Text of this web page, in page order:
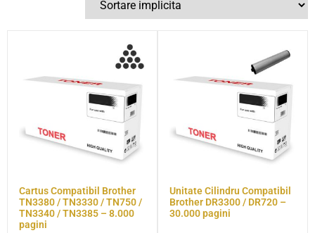
Cartus Compatibil Brother
TN3380 / TN3330 / TN750 /
TN3340 / TN3385 – 8.000
pagini
Unitate Cilindru Compatibil
Brother DR3300 / DR720 –
30.000 pagini